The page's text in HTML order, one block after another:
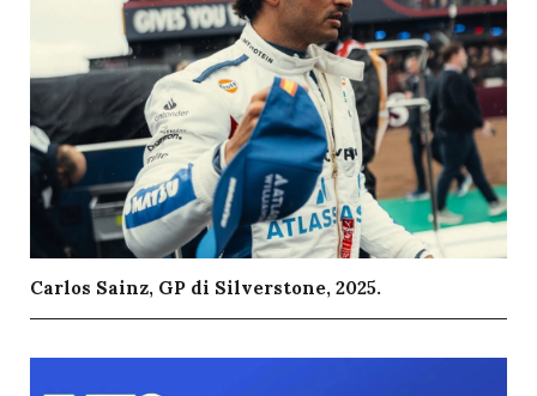
Carlos Sainz, GP di Silverstone, 2025.